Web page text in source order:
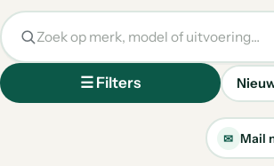
☰ Filters
✉ Mail